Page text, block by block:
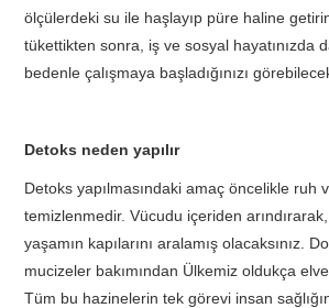
ölçülerdeki su ile haşlayıp püre haline
tükettikten sonra, iş ve sosyal hayatınızda
bedenle çalışmaya başladığınızı
Detoks neden yapılır
Detoks yapılmasındaki amaç öncelikle ruh
temizlenmedir. Vücudu içeriden
yaşamın kapılarını aralamış olacaksınız.
mucizeler bakımından Ülkemiz oldukça
Tüm bu hazinelerin tek görevi insan